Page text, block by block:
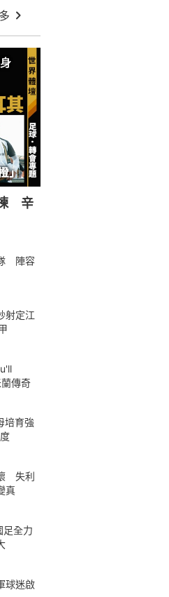
揀 辛
陣容
射定江
傳奇
培育強
失利
真
全力
球迷啟